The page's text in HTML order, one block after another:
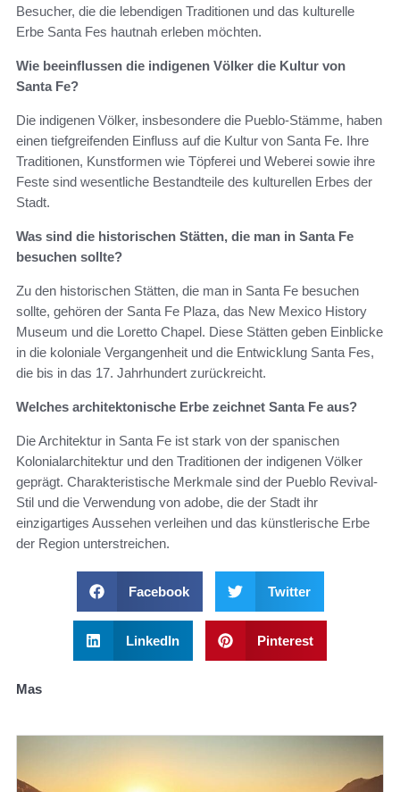
Besucher, die die lebendigen Traditionen und das kulturelle
Erbe Santa Fes hautnah erleben möchten.
Wie beeinflussen die indigenen Völker die Kultur von
Santa Fe?
Die indigenen Völker, insbesondere die Pueblo-Stämme, haben
einen tiefgreifenden Einfluss auf die Kultur von Santa Fe. Ihre
Traditionen, Kunstformen wie Töpferei und Weberei sowie ihre
Feste sind wesentliche Bestandteile des kulturellen Erbes der
Stadt.
Was sind die historischen Stätten, die man in Santa Fe
besuchen sollte?
Zu den historischen Stätten, die man in Santa Fe besuchen
sollte, gehören der Santa Fe Plaza, das New Mexico History
Museum und die Loretto Chapel. Diese Stätten geben Einblicke
in die koloniale Vergangenheit und die Entwicklung Santa Fes,
die bis in das 17. Jahrhundert zurückreicht.
Welches architektonische Erbe zeichnet Santa Fe aus?
Die Architektur in Santa Fe ist stark von der spanischen
Kolonialarchitektur und den Traditionen der indigenen Völker
geprägt. Charakteristische Merkmale sind der Pueblo Revival-
Stil und die Verwendung von adobe, die der Stadt ihr
einzigartiges Aussehen verleihen und das künstlerische Erbe
der Region unterstreichen.
Facebook Twitter
LinkedIn Pinterest
Mas